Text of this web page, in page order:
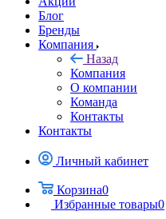
Блог
Бренды
Компания
Назад
Компания
О компании
Команда
Контакты
Контакты
Личный кабинет
Корзина0
Избранные товары0